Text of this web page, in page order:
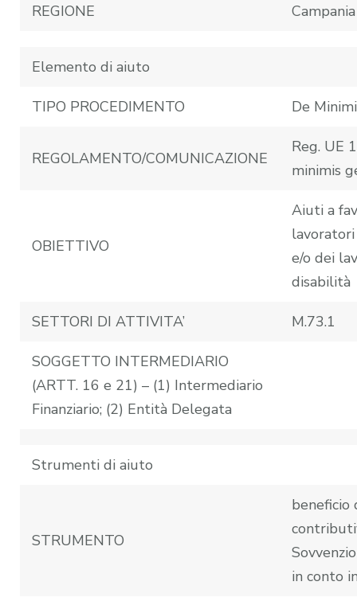
REGIONE Campania
Elemento di aiuto
TIPO PROCEDIMENTO De
REGOLAMENTO/COMUNICAZIONE
Reg. UE
minimis
OBIETTIVO
Aiuti a
e/o dei
disabilità
SETTORI DI ATTIVITA’ M.73.1
SOGGETTO INTERMEDIARIO
(ARTT. 16 e 21) – (1) Intermediario
Finanziario; (2) Entità Delegata
Strumenti di aiuto
STRUMENTO
beneficio
in conto